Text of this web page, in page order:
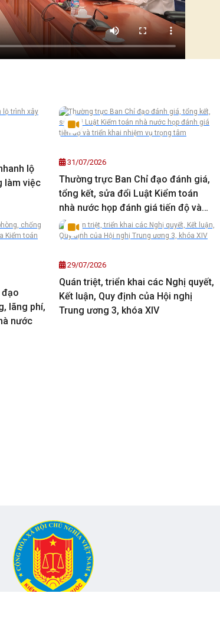
lộ
làm việc
31/07/2026
Thường trực Ban Chỉ đạo đánh giá,
tổng kết, sửa đổi Luật Kiểm toán
nhà nước họp đánh giá tiến độ và
triển khai nhiệm vụ trọng tâm
đạo
lãng phí,
nước
29/07/2026
Quán triệt, triển khai các Nghị quyết,
Kết luận, Quy định của Hội nghị
Trung ương 3, khóa XIV